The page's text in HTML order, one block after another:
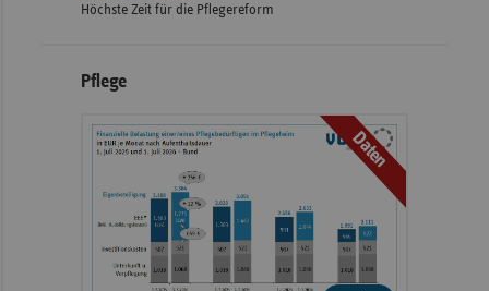
Höchste Zeit für die Pflegereform
Pflege
Daten